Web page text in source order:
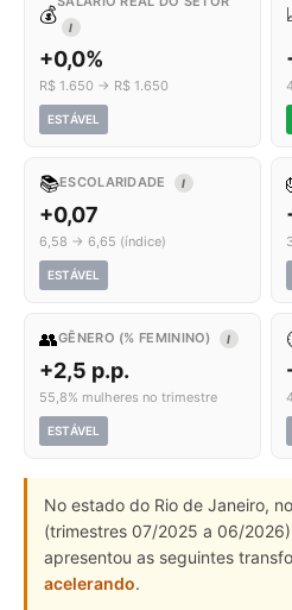
💰
I
+0,0%
R$ 1.650 → R$ 1.650
ESTÁVEL
📚ESCOLARIDADE I
+0,07
6,58 → 6,65 (índice)
ESTÁVEL
👥GÊNERO (% FEMININO) I
+2,5 p.p.
55,8% mulheres no trimestre
ESTÁVEL
No estado do Rio de Janeiro,
(trimestres 07/2025 a 06/
apresentou as seguintes
acelerando.